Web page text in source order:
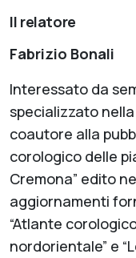
Il relatore
Fabrizio Bonali
Interessato da
specializzato
coautore alla
corologico delle
Cremona” edito
aggiornamenti
“Atlante
nordorientale” e